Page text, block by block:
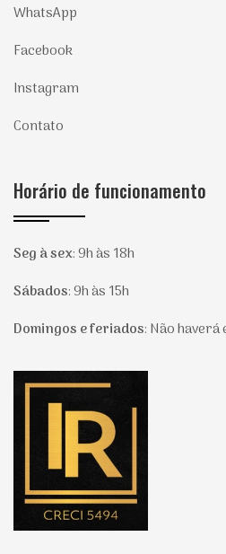
WhatsApp
Facebook
Instagram
Contato
Horário de funcionamento
Seg à sex:9h às 18h
Sábados:9h às 15h
Domingos e feriados: Não haverá
Página inicial